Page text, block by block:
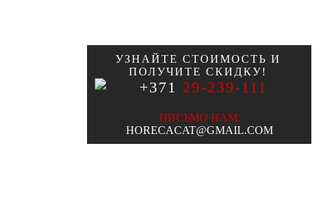
УЗНАЙТЕ СТОИМОСТЬ И
ПОЛУЧИТЕ СКИДКУ!
+371 29-239-111
ПИСЬМО НАМ:
HORECACAT@GMAIL.COM